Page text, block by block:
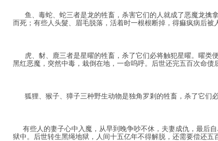
鱼、毒蛇、蛇三者是龙的牲畜，杀害它们的人就成了恶魔龙擒
而死；有些人头髮、眉毛脱落，活着时一根根断掉，得痲疯病后
虎、豺、鹿三者是星曜的牲畜，杀了它们必将触犯星曜。曜类
黑红恶魔，突然中毒，栽倒在地，一命呜呼。后世还完五百次命债
狐狸、猴子、獐子三种野生动物是独角罗剎的牲畜，杀了它们
有些人的妻子心中入魔，从早到晚争吵不休，夫妻成仇，最后
狱中。后世转生黑绳地狱，人间十五亿年不得解脱，还需要偿还五